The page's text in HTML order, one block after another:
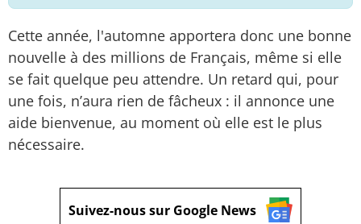
Cette année, l'automne apportera donc une bonne
nouvelle à des millions de Français, même si elle
se fait quelque peu attendre. Un retard qui, pour
une fois, n’aura rien de fâcheux : il annonce une
aide bienvenue, au moment où elle est le plus
nécessaire.
Suivez-nous sur Google News